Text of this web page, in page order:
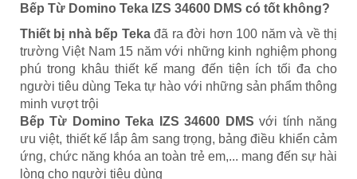
Bếp Từ Domino Teka IZS 34600 DMS có tốt không?
Thiết bị nhà bếp Tekađã ra đời hơn 100 năm và về thị
trường Việt Nam 15 năm với những kinh nghiệm phong
phú trong khâu thiết kế mang đến tiện ích tối đa cho
người tiêu dùng Teka tự hào với những sản phẩm thông
minh vượt trội
Bếp Từ Domino Teka IZS 34600 DMS với tính năng
ưu việt, thiết kế lắp âm sang trọng, bảng điều khiển cảm
ứng, chức năng khóa an toàn trẻ em,... mang đến sự hài
lòng cho người tiêu dùng